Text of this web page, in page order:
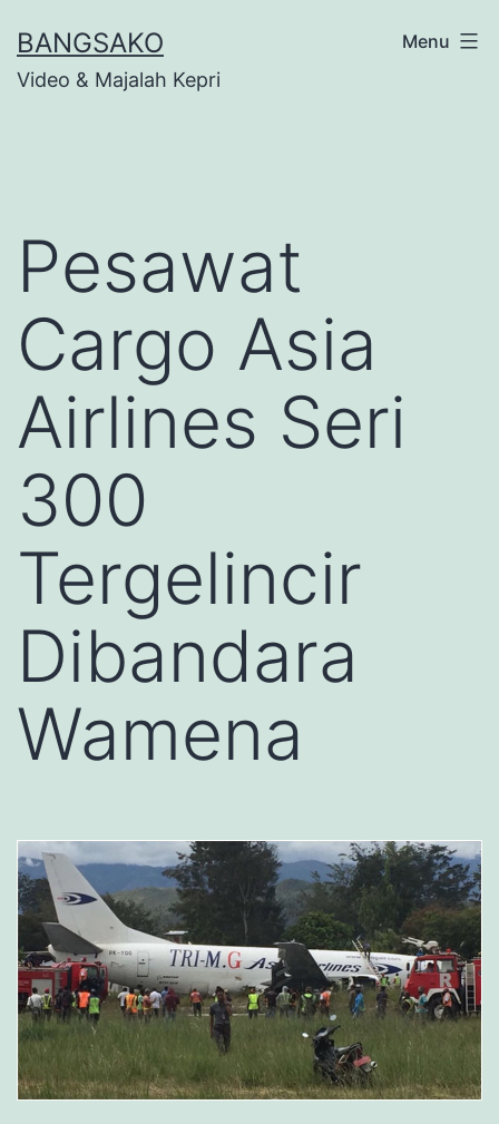
to
content
BANGSAKO
Video & Majalah Kepri
Menu
Pesawat
Cargo Asia
Airlines Seri
300
Tergelincir
Dibandara
Wamena